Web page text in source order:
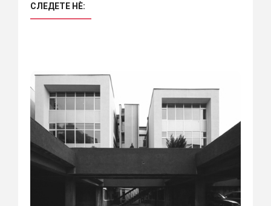
СЛЕДЕТЕ НÈ: